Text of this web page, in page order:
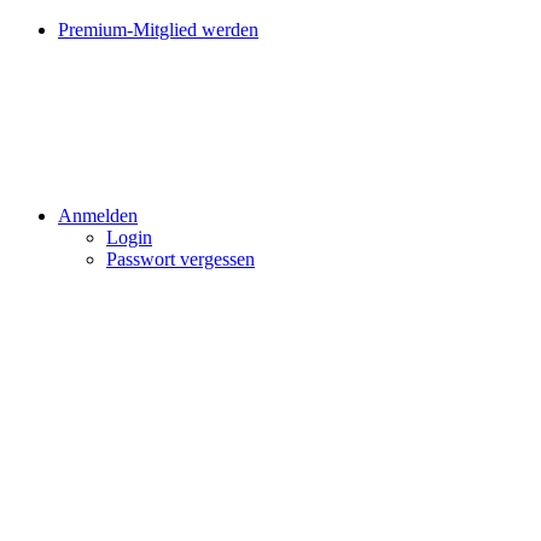
Premium-Mitglied werden
Anmelden
Login
Passwort vergessen